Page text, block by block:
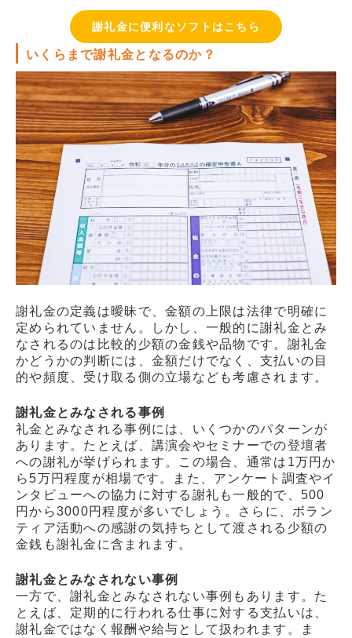
謝礼金に便利なソフトはこちら
いくらまで謝礼金となるのか？
謝礼金の定義は曖昧で、金額の上限は法律で明確に
定められていません。しかし、一般的に謝礼金とみ
なされるのは比較的少額の金銭や品物です。謝礼金
かどうかの判断には、金額だけでなく、支払いの目
的や頻度、受け取る側の立場なども考慮されます。
謝礼金とみなされる事例
礼金とみなされる事例には、いくつかのパターンが
あります。たとえば、講演会やセミナーでの登壇者
への謝礼が挙げられます。この場合、通常は1万円か
ら5万円程度が相場です。また、アンケート調査やイ
ンタビューへの協力に対する謝礼も一般的で、500
円から3000円程度が多いでしょう。さらに、ボラン
ティア活動への感謝の気持ちとして渡される少額の
金銭も謝礼金に含まれます。
謝礼金とみなされない事例
一方で、謝礼金とみなされない事例もあります。た
とえば、定期的に行われる仕事に対する支払いは、
謝礼金ではなく報酬や給与として扱われます。ま